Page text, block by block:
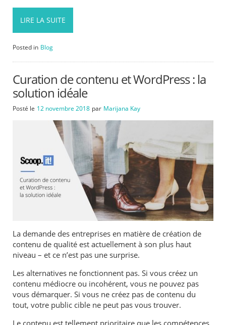
LIRE LA SUITE
Posted in Blog
Curation de contenu et WordPress : la
solution idéale
Posté le 12 novembre 2018 par Marijana Kay
La demande des entreprises en matière de création de
contenu de qualité est actuellement à son plus haut
niveau – et ce n’est pas une surprise.
Les alternatives ne fonctionnent pas. Si vous créez un
contenu médiocre ou incohérent, vous ne pouvez pas
vous démarquer. Si vous ne créez pas de contenu du
tout, votre public cible ne peut pas vous trouver.
Le contenu est tellement prioritaire que les compétences